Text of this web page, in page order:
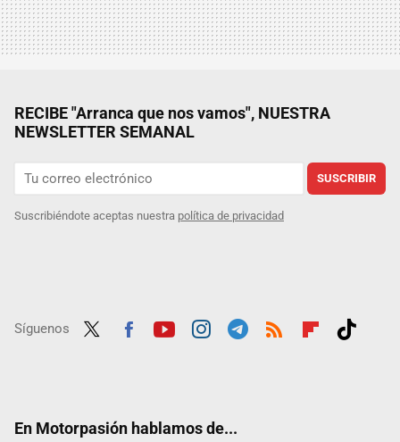
RECIBE "Arranca que nos vamos", NUESTRA
NEWSLETTER SEMANAL
SUSCRIBIR
Suscribiéndote aceptas nuestra política de privacidad
Síguenos
En Motorpasión hablamos de...